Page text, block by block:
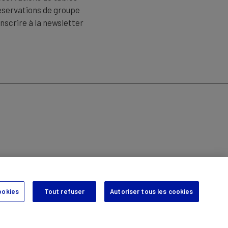
de groupe
à la newsletter
DES DONNÉESTout refuser Autoriser tous les cookies